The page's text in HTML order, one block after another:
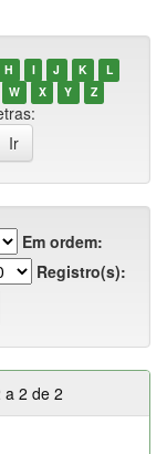
H I J K
L
W X Y Z
Em ordem:
Registro(s):
a 2 de 2